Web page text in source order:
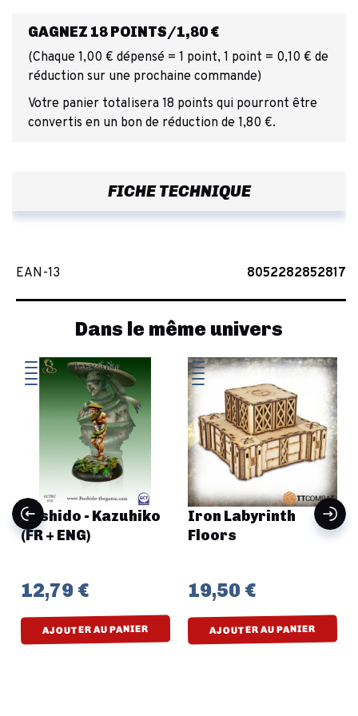
GAGNEZ 18 POINTS/1,80 €
(Chaque 1,00 € dépensé = 1 point, 1 point = 0,10 € de
réduction sur une prochaine commande)
Votre panier totalisera 18 points qui pourront être
convertis en un bon de réduction de 1,80 €.
FICHE TECHNIQUE
EAN-13 8052282852817
Dans le même univers
Bushido - Kazuhiko
(FR + ENG)
12,79 €
AJOUTER AU PANIER
Iron Labyrinth
Floors
19,50 €
AJOUTER AU PANIER